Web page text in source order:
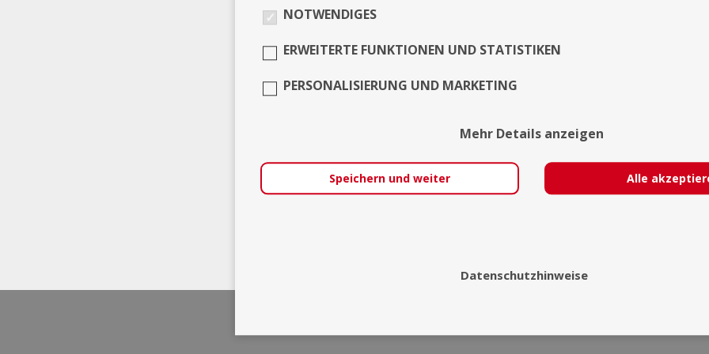
NOTWENDIGES
ERWEITERTE FUNKTIONEN UND STATISTIKEN
PERSONALISIERUNG UND MARKETING
Mehr Details anzeigen
Speichern und weiter Alle
Datenschutzhinweise